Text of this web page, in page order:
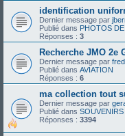
identification
Dernier message par
Publié dans PHOTOS
Réponses : 3
Recherche JMO 2e
Dernier message par
Publié dans AVIATION
Réponses : 6
ma collection tout
Dernier message par
Publié dans
Réponses : 3394